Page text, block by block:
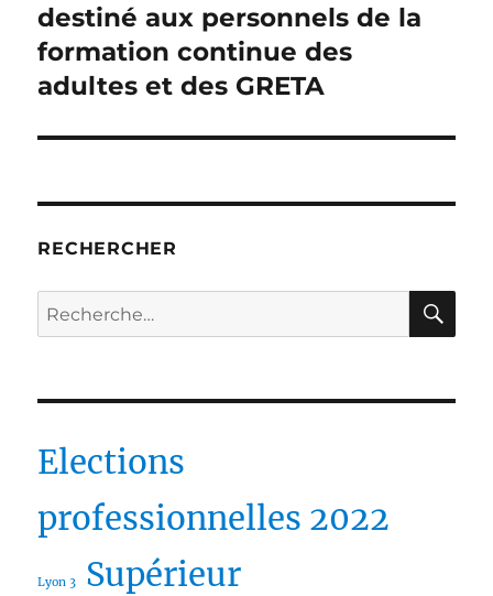
destiné aux personnels de la
formation continue des
adultes et des GRETA
RECHERCHER
Recherche
pour :
Elections
professionnelles 2022
Lyon 3 Supérieur